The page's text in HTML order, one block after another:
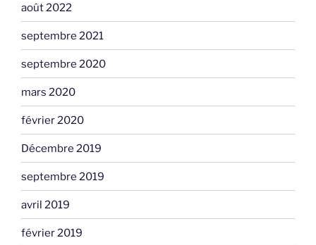
août 2022
septembre 2021
septembre 2020
mars 2020
février 2020
Décembre 2019
septembre 2019
avril 2019
février 2019